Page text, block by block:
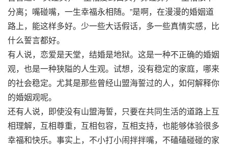
分离；嘴碰嘴，一生幸福永相随。”是啊，在漫漫的婚姻道
路上，能这样多好。少一些大话假话，多一些真情实感，比
什么誓言都好。
有人说，恋爱是天堂，结婚是地狱。这是一种不正确的婚姻
观，也是一种狭隘的人生观。试想，没有稳定的家庭，哪来
的社会稳定。尤其是那些曾经山盟海誓过的人，如何解释你
的婚姻观呢。
还有人说，即使没有山盟海誓，只要在共同生活的道路上互
相理解，互相尊重，互相包容，互相支持，也能够体验很多
幸福和快乐。事实上，不小打小闹拌拌嘴，不磕磕碰碰的家